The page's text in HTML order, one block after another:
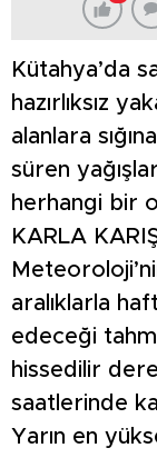
Kütahya’da
hazırlıksız
alanlara
süren
herhangi bir
KARLA
aralıklarla
edeceği
hissedilir
saatlerinde
Yarın en